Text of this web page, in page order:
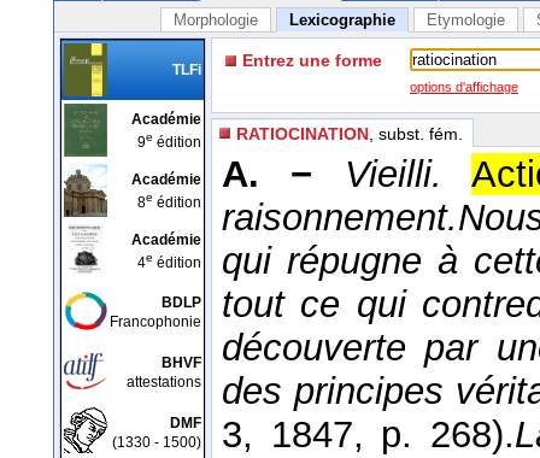
Morphologie Lexicographie Etymologie
TLFi
Académie
9e édition
Académie
8e édition
Académie
4e édition
BDLP
Francophonie
BHVF
attestations
DMF
(1330 - 1500)
Entrez une forme
options d'affichage
RATIOCINATION , subst. fém.
A. − Vieilli.
raisonnement.
qui répugne à
tout ce qui
découverte par
des principes
3, 1847, p. 268).